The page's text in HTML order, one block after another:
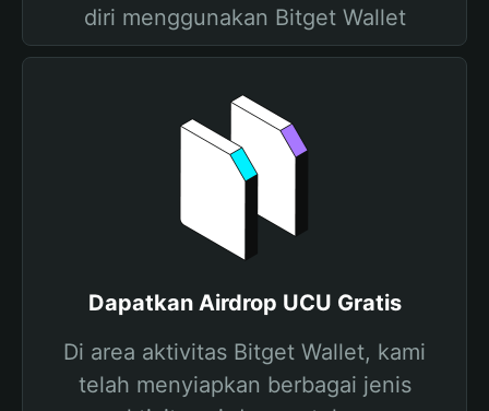
diri menggunakan Bitget Wallet
Dapatkan Airdrop UCU Gratis
Di area aktivitas Bitget Wallet, kami
telah menyiapkan berbagai jenis